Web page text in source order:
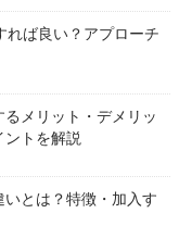
れば良い？アプローチ
メリット・デメリッ
ントを解説
とは？特徴・加入す